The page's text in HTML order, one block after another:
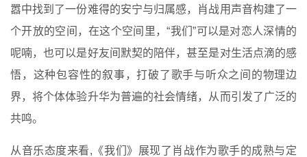
嚣中找到了一份难得的安宁与归属感，肖战用声音构建了一
个开放的空间，在这个空间里，“我们”可以是对恋人深情的
呢喃，也可以是好友间默契的陪伴，甚至是对生活点滴的感
悟，这种包容性的叙事，打破了歌手与听众之间的物理边
界，将个体体验升华为普遍的社会情绪，从而引发了广泛的
共鸣。
从音乐态度来看,《我们》展现了肖战作为歌手的成熟与定